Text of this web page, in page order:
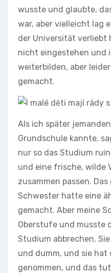
wusste und glaubte,
war, aber vielleicht lag
der Universität verliebt
nicht eingestehen und
weiterbilden, aber
gemacht.
Als ich später
Grundschule kannte,
nur so das Studium
und eine frische, wilde
zusammen passen.
Schwester hatte eine
gemacht. Aber meine
Oberstufe und musste
Studium abbrechen.
und dumm, und sie hat
genommen, und das